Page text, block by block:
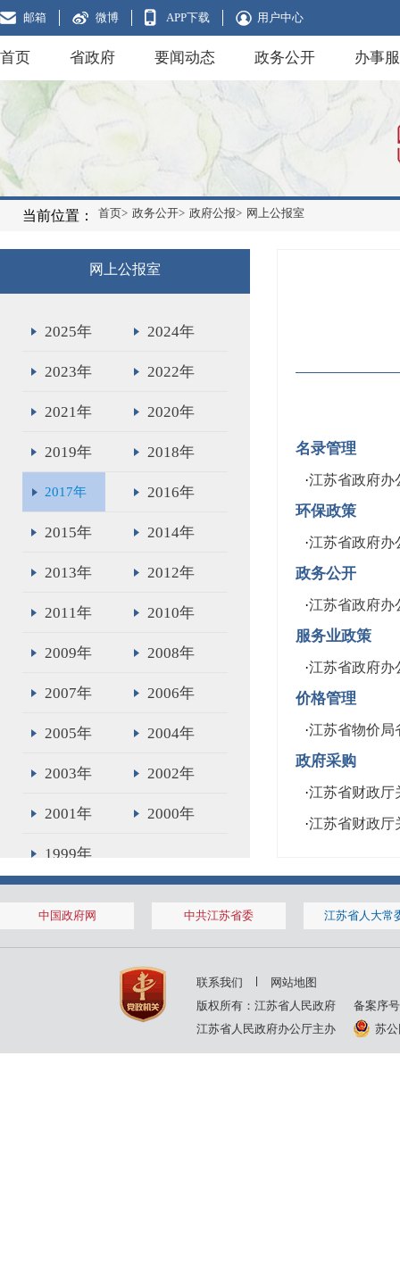
邮箱 微博 APP下载 用户中心
首页 省政府 要闻动态 政务公开 办事
当前位置： 首页> 政务公开> 政府公报> 网上公报室
网上公报室
2025年 2024年
2023年 2022年
2021年 2020年
2019年 2018年
2017年 2016年
2015年 2014年
2013年 2012年
2011年 2010年
2009年 2008年
2007年 2006年
2005年 2004年
2003年 2002年
2001年 2000年
1999年
名录管理
·江苏省政府办
环保政策
·江苏省政府办
政务公开
·江苏省政府办
服务业政策
·江苏省政府办
价格管理
·江苏省物价局
政府采购
·江苏省财政厅
·江苏省财政厅
中国政府网 中共江苏省委 江苏省人大常
联系我们
网站地图
版权所有：江苏省人民政府
备案序
江苏省人民政府办公厅主办
苏